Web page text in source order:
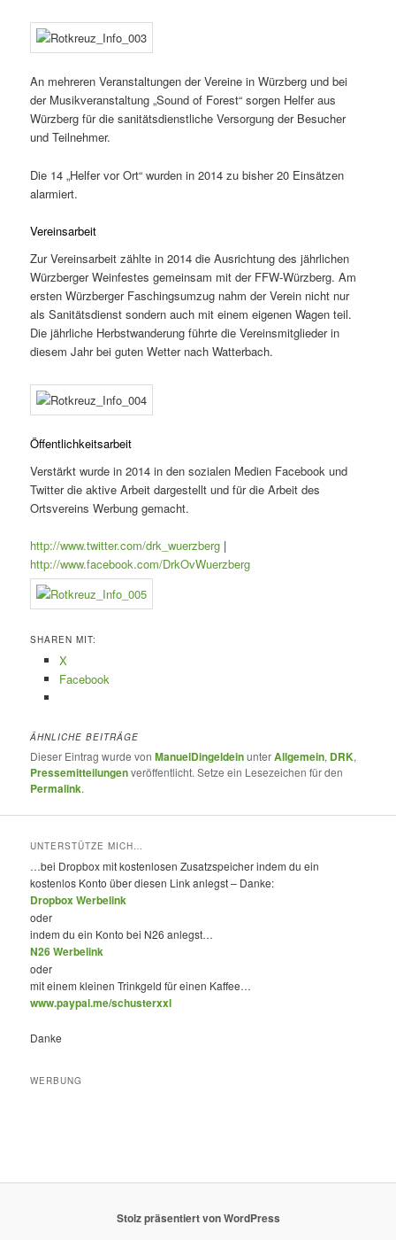
An mehreren Veranstaltungen der Vereine in Würzberg und bei
der Musikveranstaltung „Sound of Forest“ sorgen Helfer aus
Würzberg für die sanitätsdienstliche Versorgung der Besucher
und Teilnehmer.
Die 14 „Helfer vor Ort“ wurden in 2014 zu bisher 20 Einsätzen
alarmiert.
Vereinsarbeit
Zur Vereinsarbeit zählte in 2014 die Ausrichtung des jährlichen
Würzberger Weinfestes gemeinsam mit der FFW-Würzberg. Am
ersten Würzberger Faschingsumzug nahm der Verein nicht nur
als Sanitätsdienst sondern auch mit einem eigenen Wagen teil.
Die jährliche Herbstwanderung führte die Vereinsmitglieder in
diesem Jahr bei guten Wetter nach Watterbach.
Öffentlichkeitsarbeit
Verstärkt wurde in 2014 in den sozialen Medien Facebook und
Twitter die aktive Arbeit dargestellt und für die Arbeit des
Ortsvereins Werbung gemacht.
http://www.twitter.com/drk_wuerzberg |
http://www.facebook.com/DrkOvWuerzberg
SHAREN MIT:
X
Facebook
ÄHNLICHE BEITRÄGE
Dieser Eintrag wurde vonManuelDingeldeinunterAllgemein, DRK,
Pressemitteilungenveröffentlicht. Setze ein Lesezeichen für den
Permalink.
UNTERSTÜTZE MICH…
…bei Dropbox mit kostenlosen Zusatzspeicher indem du ein
kostenlos Konto über diesen Link anlegst – Danke:
Dropbox Werbelink
oder
indem du ein Konto bei N26 anlegst…
N26 Werbelink
oder
mit einem kleinen Trinkgeld für einen Kaffee…
www.paypal.me/schusterxxl
Danke
WERBUNG
Stolz präsentiert von WordPress